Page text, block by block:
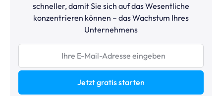
schneller, damit Sie sich auf das Wesentliche
konzentrieren können – das Wachstum Ihres
Unternehmens
Jetzt gratis starten